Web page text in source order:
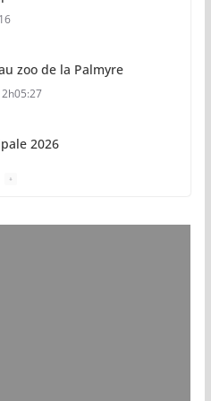
zoo de la Palmyre
2026